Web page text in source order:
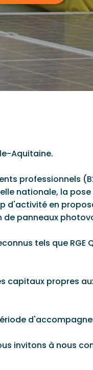
Aquitaine.
professionnels
nationale, la
d'activité en
panneaux
tels que RGE
capitaux propres
invitons à nous